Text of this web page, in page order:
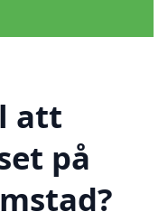
att
på